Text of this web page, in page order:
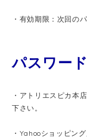
・有効期限：次回の
パスワー
・アトリエスピカ本
下さい。
・Yahooショッピン